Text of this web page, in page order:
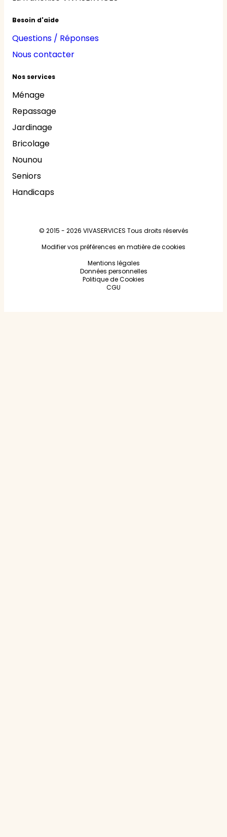
Besoin d'aide
Questions / Réponses
Nous contacter
Nos services
Ménage
Repassage
Jardinage
Bricolage
Nounou
Seniors
Handicaps
© 2015 - 2026 VIVASERVICES Tous droits réservés
Modifier vos préférences en matière de cookies
Mentions légales
Données personnelles
Politique de Cookies
CGU